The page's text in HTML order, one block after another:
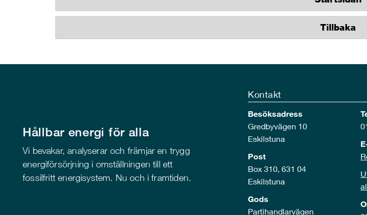
Tillbaka
Hållbar energi för alla
Vi bevakar, analyserar och främjar en trygg
energiförsörjning i omställningen till ett
fossilfritt energisystem. Nu och i framtiden.
Kontakt
Besöksadress
Gredbyvägen 10
Eskilstuna
Post
Box 310, 631 04
Eskilstuna
Gods
Partihandlarvägen